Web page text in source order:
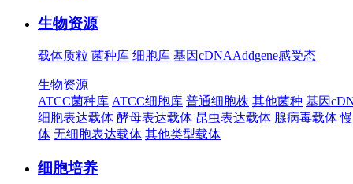
生物资源
载体质粒 菌种库 细胞库 基因cDNAAddgene感受态
生物资源
ATCC菌种库 ATCC细胞库 普通细胞株 其他菌种 基因
细胞表达载体 酵母表达载体 昆虫表达载体 腺病毒载体
体 无细胞表达载体 其他类型载体
细胞培养